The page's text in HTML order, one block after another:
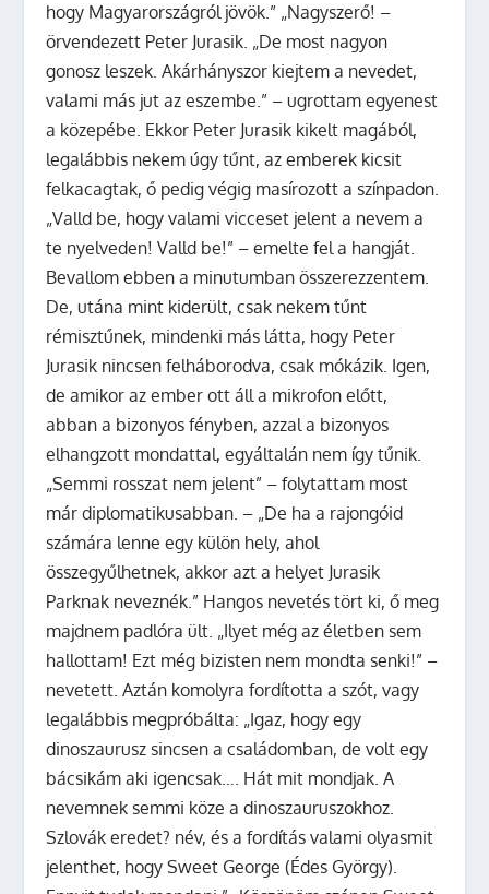
hogy Magyarországról jövök.” „Nagyszerő! –
örvendezett Peter Jurasik. „De most nagyon
gonosz leszek. Akárhányszor kiejtem a nevedet,
valami más jut az eszembe.” – ugrottam egyenest
a közepébe. Ekkor Peter Jurasik kikelt magából,
legalábbis nekem úgy tűnt, az emberek kicsit
felkacagtak, ő pedig végig masírozott a színpadon.
„Valld be, hogy valami vicceset jelent a nevem a
te nyelveden! Valld be!” – emelte fel a hangját.
Bevallom ebben a minutumban összerezzentem.
De, utána mint kiderült, csak nekem tűnt
rémisztűnek, mindenki más látta, hogy Peter
Jurasik nincsen felháborodva, csak mókázik. Igen,
de amikor az ember ott áll a mikrofon előtt,
abban a bizonyos fényben, azzal a bizonyos
elhangzott mondattal, egyáltalán nem így tűnik.
„Semmi rosszat nem jelent” – folytattam most
már diplomatikusabban. – „De ha a rajongóid
számára lenne egy külön hely, ahol
összegyűlhetnek, akkor azt a helyet Jurasik
Parknak neveznék.” Hangos nevetés tört ki, ő meg
majdnem padlóra ült. „Ilyet még az életben sem
hallottam! Ezt még bizisten nem mondta senki!” –
nevetett. Aztán komolyra fordította a szót, vagy
legalábbis megpróbálta: „Igaz, hogy egy
dinoszaurusz sincsen a családomban, de volt egy
bácsikám aki igencsak…. Hát mit mondjak. A
nevemnek semmi köze a dinoszauruszokhoz.
Szlovák eredet? név, és a fordítás valami olyasmit
jelenthet, hogy Sweet George (Édes György).